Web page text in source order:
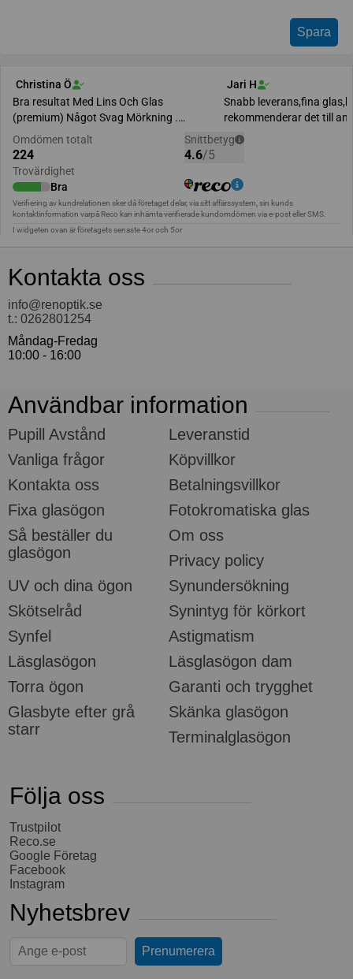
Kontakta oss
info@renoptik.se
t.: 0262801254
Måndag-Fredag
10:00 - 16:00
Användbar information
Pupill Avstånd
Leveranstid
Vanliga frågor
Köpvillkor
Kontakta oss
Betalningsvillkor
Fixa glasögon
Fotokromatiska glas
Så beställer du
glasögon
Om oss
Privacy policy
UV och dina ögon
Synundersökning
Skötselråd
Synintyg för körkort
Synfel
Astigmatism
Läsglasögon
Läsglasögon dam
Torra ögon
Garanti och trygghet
Glasbyte efter grå
starr
Skänka glasögon
Terminalglasögon
Följa oss
Trustpilot
Reco.se
Google Företag
Facebook
Instagram
Nyhetsbrev